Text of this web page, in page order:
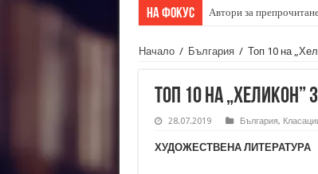
На фокус Автори за
Начало / България / Топ 10 на
Топ 10 на
28.07.2019 България,
ХУДОЖЕСТВЕНА ЛИТЕРАТУРА